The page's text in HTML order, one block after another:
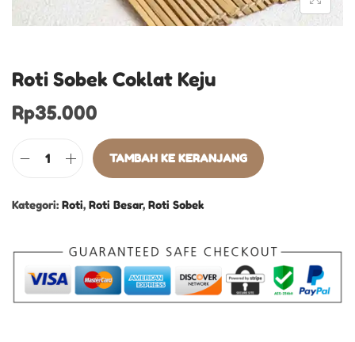
Roti Sobek Coklat Keju
Rp35.000
TAMBAH KE KERANJANG
Kategori: Roti, Roti Besar, Roti Sobek